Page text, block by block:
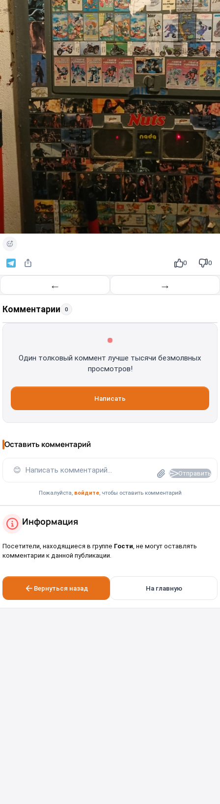
0 0
← →
Комментарии 0
Один толковый коммент лучше тысячи безмолвных
просмотров!
Написать
Оставить комментарий
😊 Написать комментарий... Отправить
Пожалуйста, войдите, чтобы оставить комментарий
Информация
Посетители, находящиеся в группе Гости, не могут оставлять
комментарии к данной публикации.
Вернуться назад На главную